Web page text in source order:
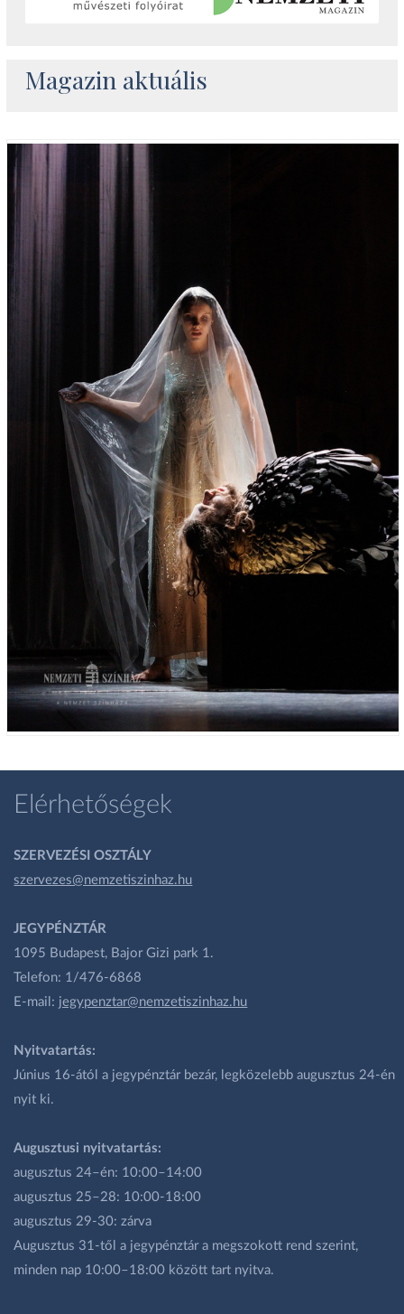
Magazin aktuális
Elérhetőségek
SZERVEZÉSI OSZTÁLY
szervezes@nemzetiszinhaz.hu
JEGYPÉNZTÁR
1095 Budapest, Bajor Gizi park 1.
Telefon: 1/476-6868
E-mail: jegypenztar@nemzetiszinhaz.hu
Nyitvatartás:
Június 16-ától a jegypénztár bezár, legközelebb augusztus 24-én
nyit ki.
Augusztusi nyitvatartás:
augusztus 24–én: 10:00–14:00
augusztus 25–28: 10:00-18:00
augusztus 29-30: zárva
Augusztus 31-től a jegypénztár a megszokott rend szerint,
minden nap 10:00–18:00 között tart nyitva.